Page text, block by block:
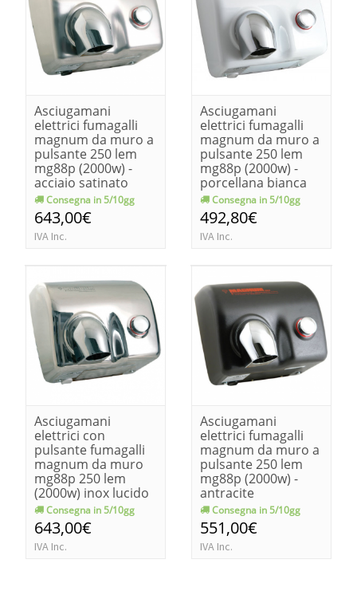
Asciugamani
elettrici fumagalli
magnum da muro a
pulsante 250 lem
mg88p (2000w) -
acciaio satinato
Consegna in 5/10gg
643,00€
IVA Inc.
Asciugamani
elettrici fumagalli
magnum da muro a
pulsante 250 lem
mg88p (2000w) -
porcellana bianca
Consegna in 5/10gg
492,80€
IVA Inc.
Asciugamani
elettrici con
pulsante fumagalli
magnum da muro
mg88p 250 lem
(2000w) inox lucido
Consegna in 5/10gg
643,00€
IVA Inc.
Asciugamani
elettrici fumagalli
magnum da muro a
pulsante 250 lem
mg88p (2000w) -
antracite
Consegna in 5/10gg
551,00€
IVA Inc.